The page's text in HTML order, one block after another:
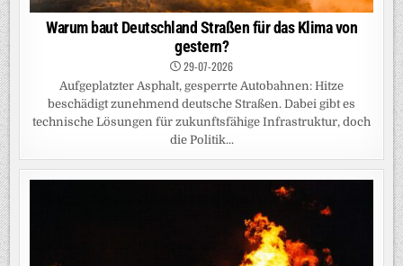
Warum baut Deutschland Straßen für das Klima von
gestern?
29-07-2026
Aufgeplatzter Asphalt, gesperrte Autobahnen: Hitze
beschädigt zunehmend deutsche Straßen. Dabei gibt es
technische Lösungen für zukunftsfähige Infrastruktur, doch
die Politik...